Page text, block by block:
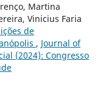
Martina
Vinicius Faria
de
, Journal of
(2024): Congresso